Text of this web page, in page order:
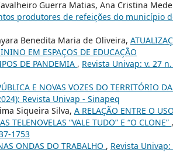
Guerra Matias, Ana Cristina
produtores de refeições do município
Benedita Maria de Oliveira,
EM ESPAÇOS DE EDUCAÇÃO
DE PANDEMIA , Revista Univap: v. 27
E NOVAS VOZES DO TERRITÓRIO
Revista Univap - Sinapeq
Siqueira Silva, A RELAÇÃO ENTRE O USO
“VALE TUDO” E “O CLONE” ,
1753
ONDAS DO TRABALHO , Revista Univap: